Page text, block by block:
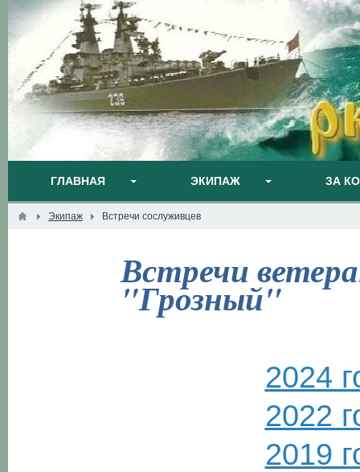
ГЛАВНАЯ ЭКИПАЖ ЗА
Экипаж Встречи сослуживцев
Встречи
"Грозный"
2024
2022
2019